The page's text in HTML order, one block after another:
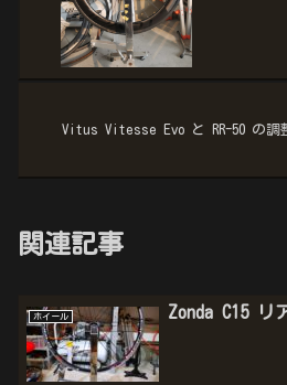
Vitus Vitesse Evo と RR-50 の調
関連記事
ホイール Zonda C15 リ